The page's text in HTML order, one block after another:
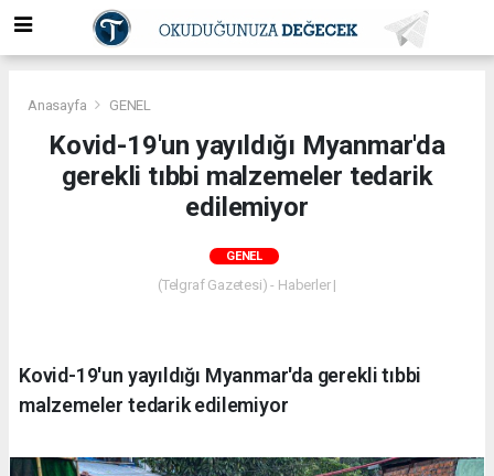
Anasayfa GENEL
Kovid-19'un yayıldığı Myanmar'da
gerekli tıbbi malzemeler tedarik
edilemiyor
GENEL
(Telgraf Gazetesi) - Haberler |
Kovid-19'un yayıldığı Myanmar'da gerekli tıbbi
malzemeler tedarik edilemiyor